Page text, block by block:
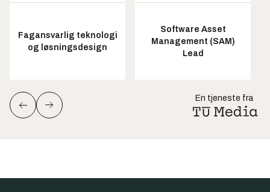
Fagansvarlig teknologi
og løsningsdesign
Software Asset
Management (SAM)
Lead
En tjeneste fra